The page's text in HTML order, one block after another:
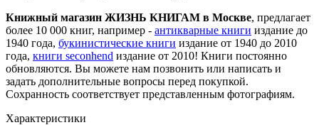
Книжный магазин ЖИЗНЬ КНИГАМ в Москве, предлагает
более 10 000 книг, например - антикварные книги издание до
1940 года, букинистические книги издание от 1940 до 2010
года, книги seconhend издание от 2010! Книги постоянно
обновляются. Вы можете нам позвонить или написать и
задать дополнительные вопросы перед покупкой.
Сохранность соответствует представленным фотографиям.
Характеристики